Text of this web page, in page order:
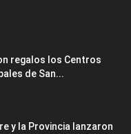
regalos los Centros
de San...
y la Provincia lanzaron